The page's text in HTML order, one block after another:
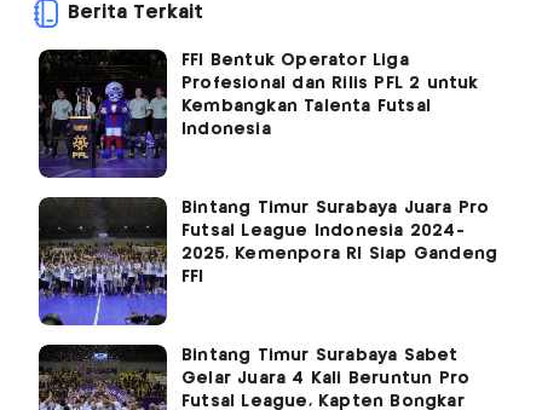
Berita Terkait
FFI Bentuk Operator Liga
Profesional dan Rilis PFL 2 untuk
Kembangkan Talenta Futsal
Indonesia
Bintang Timur Surabaya Juara Pro
Futsal League Indonesia 2024-
2025, Kemenpora RI Siap Gandeng
FFI
Bintang Timur Surabaya Sabet
Gelar Juara 4 Kali Beruntun Pro
Futsal League, Kapten Bongkar